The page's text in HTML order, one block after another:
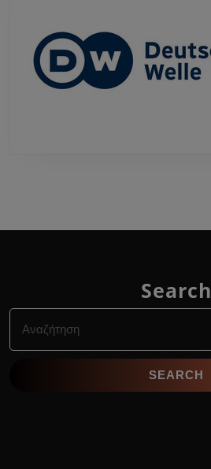
Search
for: